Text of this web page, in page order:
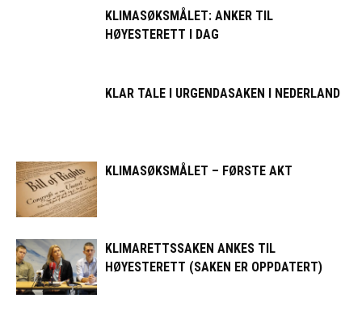
KLIMASØKSMÅLET: ANKER TIL
HØYESTERETT I DAG
KLAR TALE I URGENDASAKEN I NEDERLAND
KLIMASØKSMÅLET – FØRSTE AKT
KLIMARETTSSAKEN ANKES TIL
HØYESTERETT (SAKEN ER OPPDATERT)